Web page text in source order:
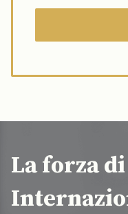
La forza